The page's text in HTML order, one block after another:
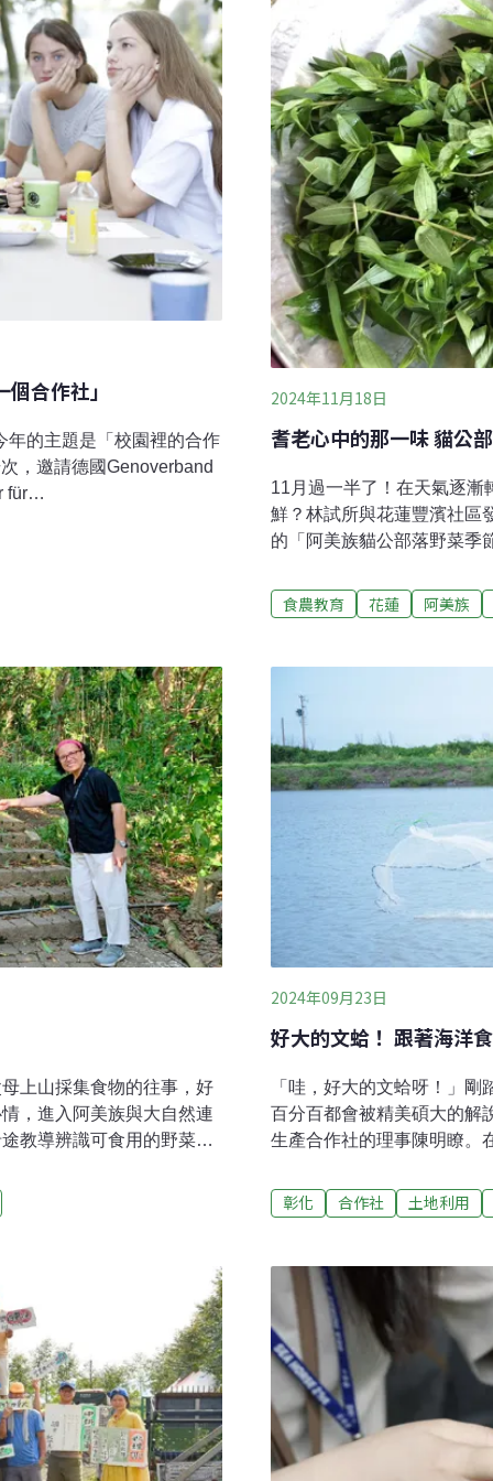
合作社」
年的主題是「校園裡的合作
，邀請德國Genoverband
für
200個學生合作社活躍在
2024年11月18日
耆老心中的那一味 貓公
11月過一半了！在天氣逐漸
鮮？林試所與花蓮豐濱社區
的「阿美族貓公部落野菜季
蓮縣豐濱鄉，倚靠海岸山脈
「貓公」音似阿美族語中「
源於部落在八里灣溪畔的重
們種植蔬菜與野菜的場所
形容，開心農場讓族人重
互助合作精神的重要平台。
老，透過訪談，得以知曉耆
食農教育 花蓮 阿美族
上山採集食物的往事，好
，進入阿美族與大自然連
教導辨識可食用的野菜、
一鍋屬於阿美族人的野菜
驗，數十年後，成為她致
滋養，自己也想成為守護
，其實最簡單卻深刻的方
。阿美族的野菜食育和大
喜歡以作物和食材的名
2024年09月23日
好大的文蛤！ 跟著海洋
「哇，好大的文蛤呀！」
百分百都會被精美碩大的解
生產合作社的理事陳明瞭。
家鄉，發現國小同學和高齡
習，然後好好過下半輩子。
態導覽解說，取得環境教育
抽取地下水，引進海水養
降低養殖業對環境的負面影
養殖單位，並推出摸蛤仔、
大受好評。隨著政府推動
作社，從事的項目有水產品
彰化 合作社 土地利用